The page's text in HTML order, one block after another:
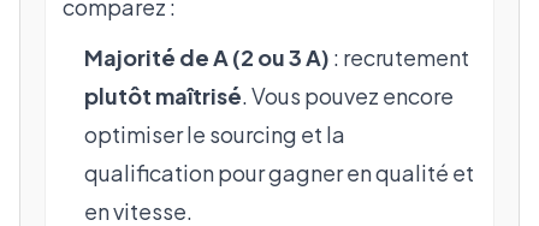
comparez :
Majorité de A (2 ou 3 A) : recrutement
plutôt maîtrisé. Vous pouvez encore
optimiser le sourcing et la
qualification pour gagner en qualité et
en vitesse.